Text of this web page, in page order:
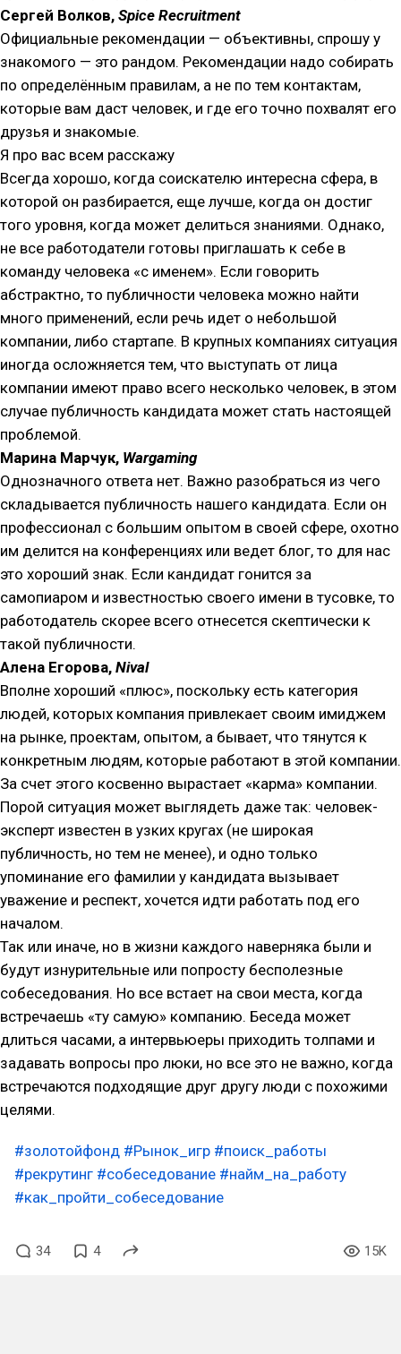
Сергей Волков, Spice Recruitment
Официальные рекомендации — объективны, спрошу у
знакомого — это рандом. Рекомендации надо собирать
по определённым правилам, а не по тем контактам,
которые вам даст человек, и где его точно похвалят его
друзья и знакомые.
Я про вас всем расскажу
Всегда хорошо, когда соискателю интересна сфера, в
которой он разбирается, еще лучше, когда он достиг
того уровня, когда может делиться знаниями. Однако,
не все работодатели готовы приглашать к себе в
команду человека «с именем». Если говорить
абстрактно, то публичности человека можно найти
много применений, если речь идет о небольшой
компании, либо стартапе. В крупных компаниях ситуация
иногда осложняется тем, что выступать от лица
компании имеют право всего несколько человек, в этом
случае публичность кандидата может стать настоящей
проблемой.
Марина Марчук, Wargaming
Однозначного ответа нет. Важно разобраться из чего
складывается публичность нашего кандидата. Если он
профессионал с большим опытом в своей сфере, охотно
им делится на конференциях или ведет блог, то для нас
это хороший знак. Если кандидат гонится за
самопиаром и известностью своего имени в тусовке, то
работодатель скорее всего отнесется скептически к
такой публичности.
Алена Егорова, Nival
Вполне хороший «плюс», поскольку есть категория
людей, которых компания привлекает своим имиджем
на рынке, проектам, опытом, а бывает, что тянутся к
конкретным людям, которые работают в этой компании.
За счет этого косвенно вырастает «карма» компании.
Порой ситуация может выглядеть даже так: человек-
эксперт известен в узких кругах (не широкая
публичность, но тем не менее), и одно только
упоминание его фамилии у кандидата вызывает
уважение и респект, хочется идти работать под его
началом.
Так или иначе, но в жизни каждого наверняка были и
будут изнурительные или попросту бесполезные
собеседования. Но все встает на свои места, когда
встречаешь «ту самую» компанию. Беседа может
длиться часами, а интервьюеры приходить толпами и
задавать вопросы про люки, но все это не важно, когда
встречаются подходящие друг другу люди с похожими
целями.
#золотойфонд #Рынок_игр #поиск_работы
#рекрутинг #собеседование #найм_на_работу
#как_пройти_собеседование
34 4 15K